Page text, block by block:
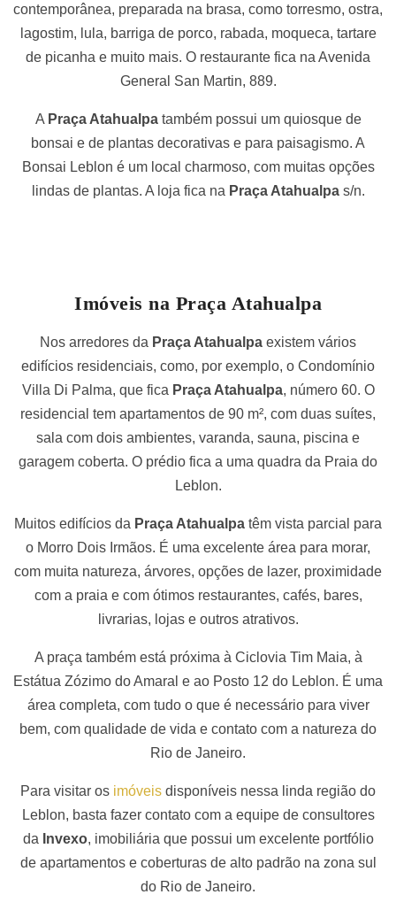
contemporânea, preparada na brasa, como torresmo, ostra,
lagostim, lula, barriga de porco, rabada, moqueca, tartare
de picanha e muito mais. O restaurante fica na Avenida
General San Martin, 889.
A Praça Atahualpa também possui um quiosque de
bonsai e de plantas decorativas e para paisagismo. A
Bonsai Leblon é um local charmoso, com muitas opções
lindas de plantas. A loja fica na Praça Atahualpas/n.
Imóveis na Praça Atahualpa
Nos arredores da Praça Atahualpa existem vários
edifícios residenciais, como, por exemplo, o Condomínio
Villa Di Palma, que fica Praça Atahualpa, número 60. O
residencial tem apartamentos de 90 m², com duas suítes,
sala com dois ambientes, varanda, sauna, piscina e
garagem coberta. O prédio fica a uma quadra da Praia do
Leblon.
Muitos edifícios da Praça Atahualpa têm vista parcial para
o Morro Dois Irmãos. É uma excelente área para morar,
com muita natureza, árvores, opções de lazer, proximidade
com a praia e com ótimos restaurantes, cafés, bares,
livrarias, lojas e outros atrativos.
A praça também está próxima à Ciclovia Tim Maia, à
Estátua Zózimo do Amaral e ao Posto 12 do Leblon. É uma
área completa, com tudo o que é necessário para viver
bem, com qualidade de vida e contato com a natureza do
Rio de Janeiro.
Para visitar os imóveis disponíveis nessa linda região do
Leblon, basta fazer contato com a equipe de consultores
da Invexo, imobiliária que possui um excelente portfólio
de apartamentos e coberturas de alto padrão na zona sul
do Rio de Janeiro.